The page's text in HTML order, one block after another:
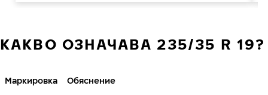
КАКВО ОЗНАЧАВА 235/35 R 19?
Маркировка Обяснение